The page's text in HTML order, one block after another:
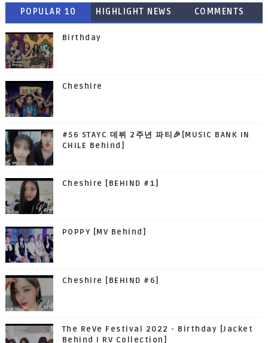
POPULAR 10 HIGHLIGHT NEWS COMMENTS
Birthday
Cheshire
#56 STAYC 데뷔 2주년 파티🎉[MUSIC BANK IN
CHILE Behind]
Cheshire [BEHIND #1]
POPPY [MV Behind]
Cheshire [BEHIND #6]
The ReVe Festival 2022 - Birthday [Jacket
Behind I RV Collection]